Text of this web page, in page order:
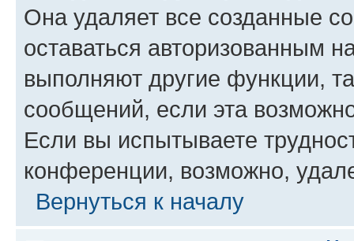
Она удаляет все созданные
оставаться авторизованным
выполняют другие функции,
сообщений, если эта
Если вы испытываете
конференции, возможно,
Вернуться к началу